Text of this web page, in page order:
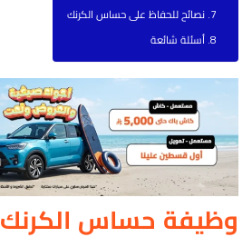
نصائح للحفاظ على حساس الكرنك
أسئلة شائعة
وظيفة حساس الكرنك